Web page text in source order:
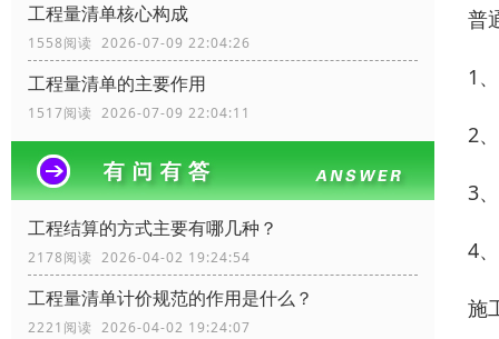
工程量清单核心构成
1558阅读 2026-07-09 22:04:26
工程量清单的主要作用
1517阅读 2026-07-09 22:04:11
工程结算的方式主要有哪几种？
2178阅读 2026-04-02 19:24:54
工程量清单计价规范的作用是什么？
2221阅读 2026-04-02 19:24:07
普
1
2
3
4
施